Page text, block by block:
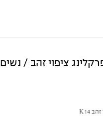
ציפוי זהב / נשים